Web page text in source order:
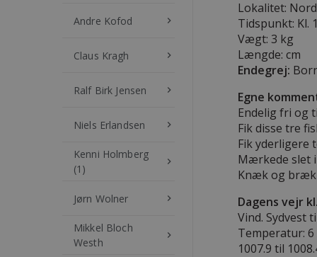
Andre Kofod keyboard_arrow_right
Claus Kragh keyboard_arrow_right
Ralf Birk Jensen keyboard_arrow_right
Niels Erlandsen keyboard_arrow_right
Kenni Holmberg
(1)
keyboard_arrow_right
Jørn Wolner keyboard_arrow_right
Mikkel Bloch
Westh
keyboard_arrow_right
Lokalitet:
Tidspunkt: Kl.
Vægt: 3 kg
Længde: cm
Endegrej:
Egne
Endelig fri og
Fik disse tre
Fik yderligere
Mærkede slet
Knæk og bræk
Dagens vejr
Vind. Sydvest
Temperatur: 6
1007.9 til